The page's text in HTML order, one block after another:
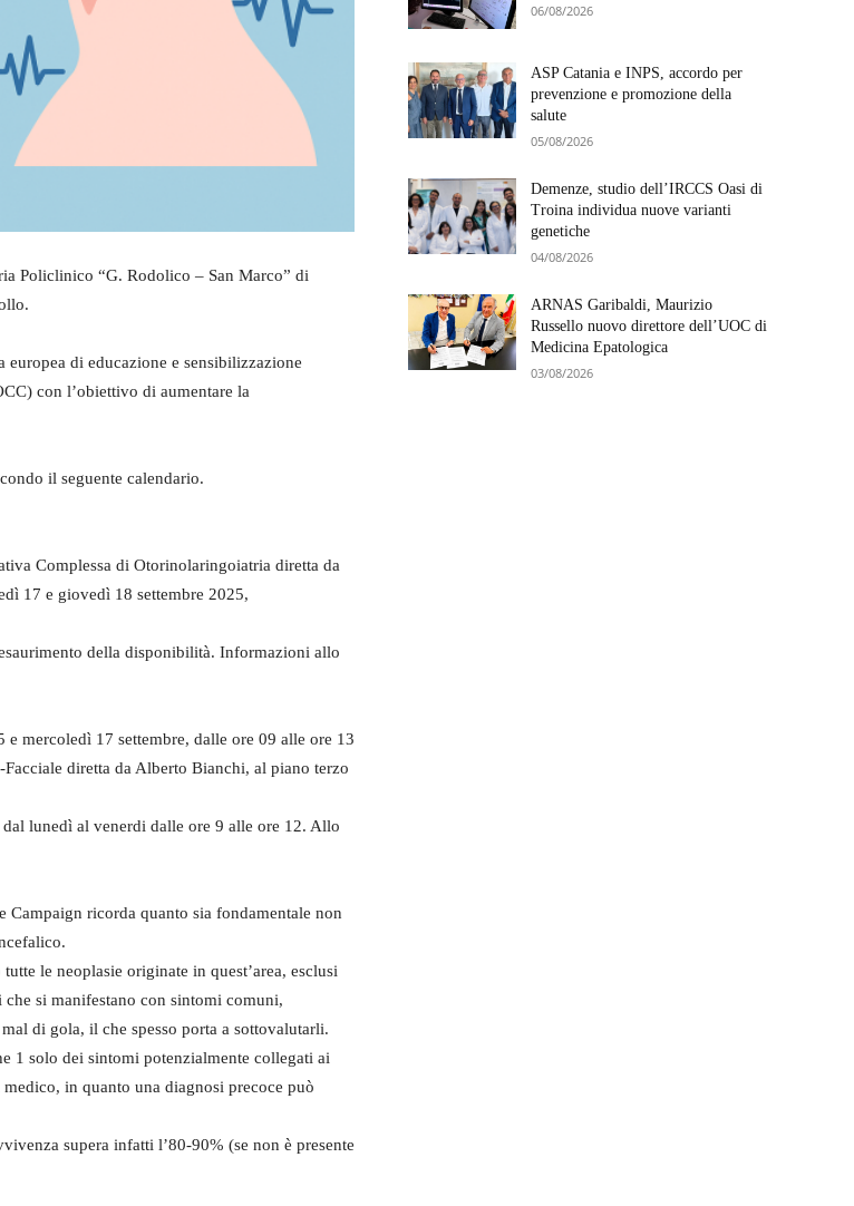
Policlinico “G. Rodolico – San Marco” di
europea di educazione e sensibilizzazione
con l’obiettivo di aumentare la
il seguente calendario.
Complessa di Otorinolaringoiatria diretta da
17 e giovedì 18 settembre 2025,
della disponibilità. Informazioni allo
17 settembre, dalle ore 09 alle ore 13
diretta da Alberto Bianchi, al piano terzo
lunedì al venerdi dalle ore 9 alle ore 12. Allo
Campaign ricorda quanto sia fondamentale non
le neoplasie originate in quest’area, esclusi
si manifestano con sintomi comuni,
di gola, il che spesso porta a sottovalutarli.
1 solo dei sintomi potenzialmente collegati ai
in quanto una diagnosi precoce può
supera infatti l’80-90% (se non è presente
06/08/2026
ASP Catania e INPS, accordo per
prevenzione e promozione della
salute
05/08/2026
Demenze, studio dell’IRCCS Oasi di
Troina individua nuove varianti
genetiche
04/08/2026
ARNAS Garibaldi, Maurizio
Russello nuovo direttore dell’UOC di
Medicina Epatologica
03/08/2026